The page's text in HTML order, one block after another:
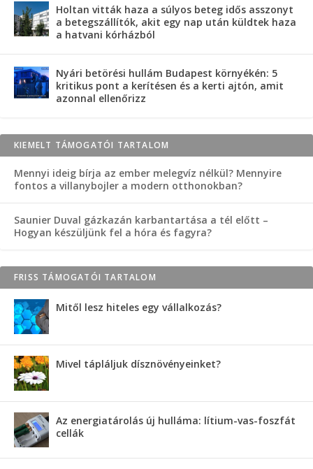
Holtan vitták haza a súlyos beteg idős asszonyt
a betegszállítók, akit egy nap után küldtek haza
a hatvani kórházból
Nyári betörési hullám Budapest környékén: 5
kritikus pont a kerítésen és a kerti ajtón, amit
azonnal ellenőrizz
KIEMELT TÁMOGATÓI TARTALOM
Mennyi ideig bírja az ember melegvíz nélkül? Mennyire
fontos a villanybojler a modern otthonokban?
Saunier Duval gázkazán karbantartása a tél előtt –
Hogyan készüljünk fel a hóra és fagyra?
FRISS TÁMOGATÓI TARTALOM
Mitől lesz hiteles egy vállalkozás?
Mivel tápláljuk dísznövényeinket?
Az energiatárolás új hulláma: lítium-vas-foszfát
cellák